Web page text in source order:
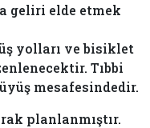
geliri elde etmek
yolları ve bisiklet
Tıbbi
mesafesindedir.
planlanmıştır.